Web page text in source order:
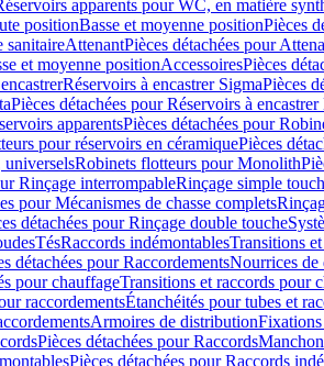
apparents pour WC, en matière
positionBasse et moyenne positionPièces
sanitaireAttenantPièces détachées pour
et moyenne positionAccessoiresPièces
Réservoirs à encastrer SigmaPièces
Pièces détachées pour Réservoirs à encastrer
apparentsPièces détachées pour
pour réservoirs en céramiquePièces
universelsRobinets flotteurs pour Monolith
Rinçage interrompableRinçage simple
pour Mécanismes de chasse complets
détachées pour Rinçage double touche
TésRaccords indémontablesTransitions
détachées pour RaccordementsNourrices de
pour chauffageTransitions et raccords pour
raccordementsÉtanchéités pour tubes et
Armoires de distribution
Pièces détachées pour Raccords
Pièces détachées pour Raccords